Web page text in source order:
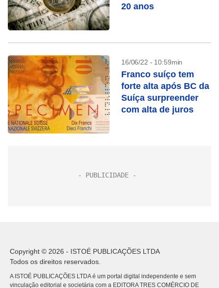
20 anos
16/06/22 - 10:59min
Franco suíço tem
forte alta após BC da
Suíça surpreender
com alta de juros
Copyright © 2026 - ISTOÉ PUBLICAÇÕES LTDA
Todos os direitos reservados.
A ISTOÉ PUBLICAÇÕES LTDA é um portal digital independente e sem
vinculação editorial e societária com a EDITORA TRES COMÉRCIO DE